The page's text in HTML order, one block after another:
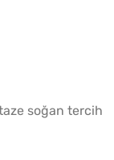
soğan tercih